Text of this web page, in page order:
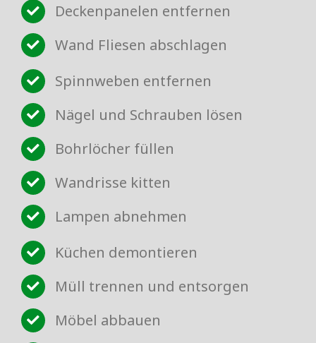
Deckenpanelen entfernen
Wand Fliesen abschlagen
Spinnweben entfernen
Nägel und Schrauben lösen
Bohrlöcher füllen
Wandrisse kitten
Lampen abnehmen
Küchen demontieren
Müll trennen und entsorgen
Möbel abbauen